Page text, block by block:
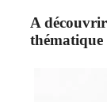
A
thématique